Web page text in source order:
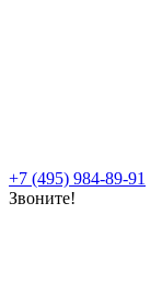
+7 (495) 984-89-91
Звоните!